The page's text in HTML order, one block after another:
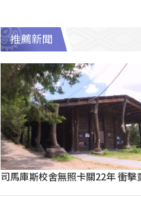
推薦新聞
司馬庫斯校舍無照卡關22年 衝擊